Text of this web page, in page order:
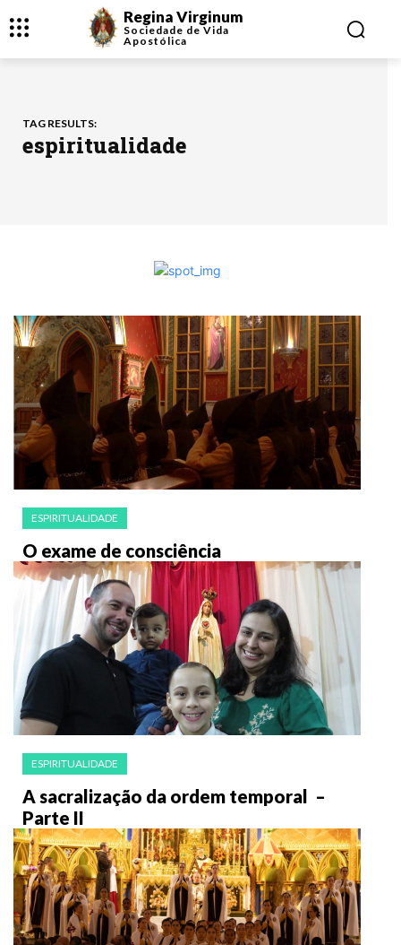
Regina Virginum
Sociedade de Vida
Apostólica
TAG RESULTS:
espiritualidade
ESPIRITUALIDADE
O exame de consciência
ESPIRITUALIDADE
A sacralização da ordem temporal –
Parte II